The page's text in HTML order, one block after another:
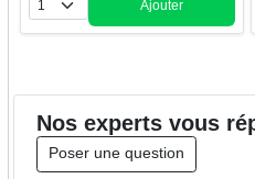
Quantité
Ajouter
Nos expertsvous
Poser une question